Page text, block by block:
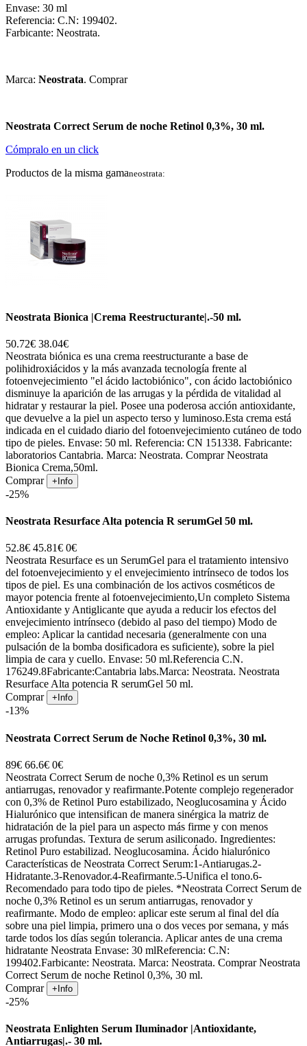
Envase: 30 ml
Referencia: C.N: 199402.
Farbicante: Neostrata.
Marca: Neostrata. Comprar
Neostrata Correct Serum de noche Retinol 0,3%, 30 ml.
Cómpralo en un click
Productos de la misma gamaneostrata:
Neostrata Bionica |Crema Reestructurante|.-50 ml.
50.72€ 38.04€
Neostrata biónica es una crema reestructurante a base de
polihidroxiácidos y la más avanzada tecnología frente al
fotoenvejecimiento "el ácido lactobiónico", con ácido lactobiónico
disminuye la aparición de las arrugas y la pérdida de vitalidad al
hidratar y restaurar la piel. Posee una poderosa acción antioxidante,
que devuelve a la piel un aspecto terso y luminoso.Esta crema está
indicada en el cuidado diario del fotoenvejecimiento cutáneo de todo
tipo de pieles. Envase: 50 ml. Referencia: CN 151338. Fabricante:
laboratorios Cantabria. Marca: Neostrata. Comprar Neostrata
Bionica Crema,50ml.
Comprar
+Info
-25%
Neostrata Resurface Alta potencia R serumGel 50 ml.
52.8€ 45.81€ 0€
Neostrata Resurface es un SerumGel para el tratamiento intensivo
del fotoenvejecimiento y el envejecimiento intrínseco de todos los
tipos de piel. Es una combinación de los activos cosméticos de
mayor potencia frente al fotoenvejecimiento,Un completo Sistema
Antioxidante y Antiglicante que ayuda a reducir los efectos del
envejecimiento intrínseco (debido al paso del tiempo) Modo de
empleo: Aplicar la cantidad necesaria (generalmente con una
pulsación de la bomba dosificadora es suficiente), sobre la piel
limpia de cara y cuello. Envase: 50 ml.Referencia C.N.
176249.8Fabricante:Cantabria labs.Marca: Neostrata. Neostrata
Resurface Alta potencia R serumGel 50 ml.
Comprar
+Info
-13%
Neostrata Correct Serum de Noche Retinol 0,3%, 30 ml.
89€ 66.6€ 0€
Neostrata Correct Serum de noche 0,3% Retinol es un serum
antiarrugas, renovador y reafirmante.Potente complejo regenerador
con 0,3% de Retinol Puro estabilizado, Neoglucosamina y Ácido
Hialurónico que intensifican de manera sinérgica la matriz de
hidratación de la piel para un aspecto más firme y con menos
arrugas profundas. Textura de serum asiliconado. Ingredientes:
Retinol Puro estabilizad. Neoglucosamina. Ácido hialurónico
Características de Neostrata Correct Serum:1-Antiarugas.2-
Hidratante.3-Renovador.4-Reafirmante.5-Unifica el tono.6-
Recomendado para todo tipo de pieles. *Neostrata Correct Serum de
noche 0,3% Retinol es un serum antiarrugas, renovador y
reafirmante. Modo de empleo: aplicar este serum al final del día
sobre una piel limpia, primero una o dos veces por semana, y más
tarde todos los días según tolerancia. Aplicar antes de una crema
hidratante Neostrata Envase: 30 mlReferencia: C.N:
199402.Farbicante: Neostrata. Marca: Neostrata. Comprar Neostrata
Correct Serum de noche Retinol 0,3%, 30 ml.
Comprar
+Info
-25%
Neostrata Enlighten Serum Iluminador |Antioxidante,
Antiarrugas|.- 30 ml.